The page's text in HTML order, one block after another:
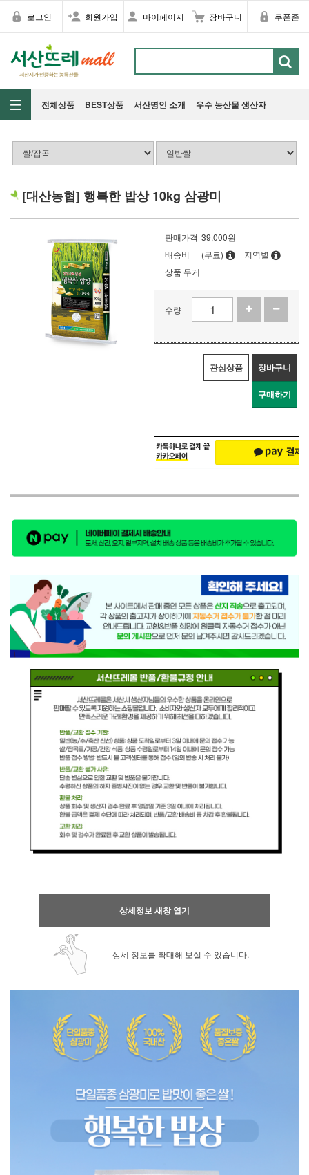
로그인 회원가입 마이페이지 장바구니 쿠폰존
전체상품 BEST상품 서산명인 소개 우수 농산물 생산자
[대산농협] 행복한 밥상 10kg 삼광미
판매가격 39,000원
배송비
(무료)
지역별
상품 무게
수량
관심상품 장바구니
구매하기
상세정보 새창 열기
상세 정보를 확대해 보실 수 있습니다.